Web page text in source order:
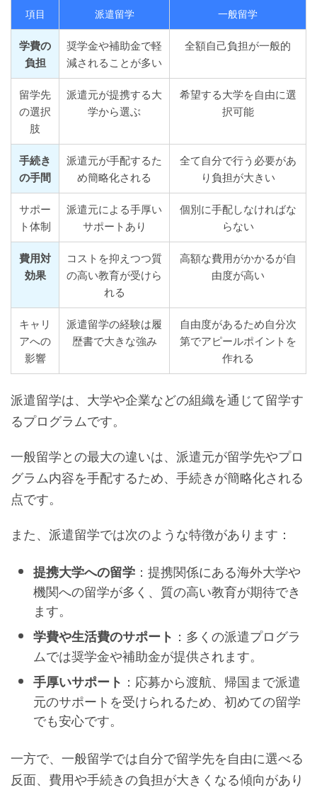
項目 派遣留学 一般留学
学費の
負担
奨学金や補助金で軽
減されることが多い
全額自己負担が一般的
留学先
の選択
肢
派遣元が提携する大
学から選ぶ
希望する大学を自由に選
択可能
手続き
の手間
派遣元が手配するた
め簡略化される
全て自分で行う必要があ
り負担が大きい
サポー
ト体制
派遣元による手厚い
サポートあり
個別に手配しなければな
らない
費用対
効果
コストを抑えつつ質
の高い教育が受けら
れる
高額な費用がかかるが自
由度が高い
キャリ
アへの
影響
派遣留学の経験は履
歴書で大きな強み
自由度があるため自分次
第でアピールポイントを
作れる
派遣留学は、大学や企業などの組織を通じて留学す
るプログラムです。
一般留学との最大の違いは、派遣元が留学先やプロ
グラム内容を手配するため、手続きが簡略化される
点です。
また、派遣留学では次のような特徴があります：
提携大学への留学 ：提携関係にある海外大学や
機関への留学が多く、質の高い教育が期待でき
ます。
学費や生活費のサポート ：多くの派遣プログラ
ムでは奨学金や補助金が提供されます。
手厚いサポート ：応募から渡航、帰国まで派遣
元のサポートを受けられるため、初めての留学
でも安心です。
一方で、一般留学では自分で留学先を自由に選べる
反面、費用や手続きの負担が大きくなる傾向があり